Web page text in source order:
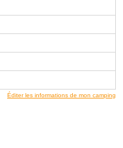
Éditer les informations de mon camping